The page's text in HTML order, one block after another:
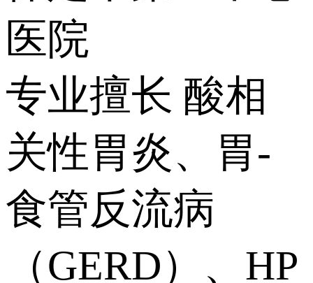
医院
专业擅长 酸相
关性胃炎、胃-
食管反流病
（GERD）、HP